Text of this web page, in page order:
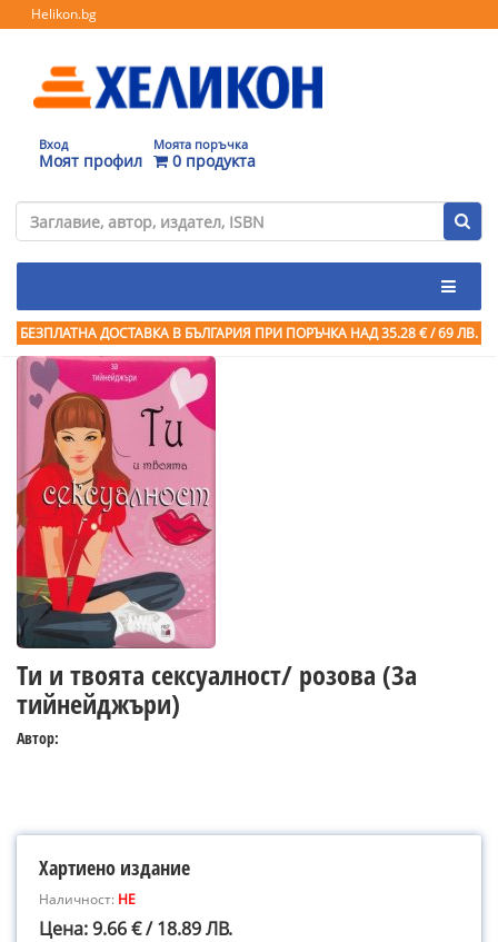
Helikon.bg
Вход
Моят профил
Моята поръчка
0 продукта
БЕЗПЛАТНА ДОСТАВКА В БЪЛГАРИЯ ПРИ ПОРЪЧКА НАД 35.28 € / 69 ЛВ.
Ти и твоята сексуалност/ розова (За
тийнейджъри)
Автор:
Хартиено издание
Наличност: НЕ
Цена: 9.66 € / 18.89 ЛВ.